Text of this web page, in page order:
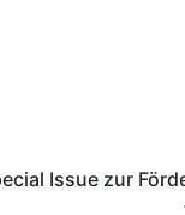
Issue zur